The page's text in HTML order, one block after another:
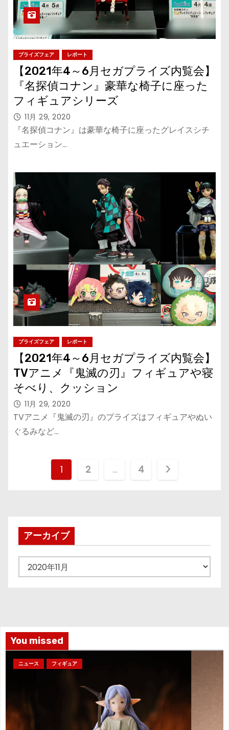
プライズフェア レポート
【2021年4～6月セガプライズ内覧会】
『名探偵コナン』豪華な椅子に座った
フィギュアシリーズ
11月 29, 2020
『名探偵コナン』は豪華な椅子に座ったグレイスシチ
ュエーション…
プライズフェア レポート
【2021年4～6月セガプライズ内覧会】
TVアニメ『鬼滅の刃』フィギュアや寝
そべり、クッション
11月 29, 2020
TVアニメ『鬼滅の刃』のプライズはフィギュアやぬい
ぐるみなど…
投
ペ
ー
ジ
1 2 … 4
アーカイブ
ー
You missed
ニュース フィギュア